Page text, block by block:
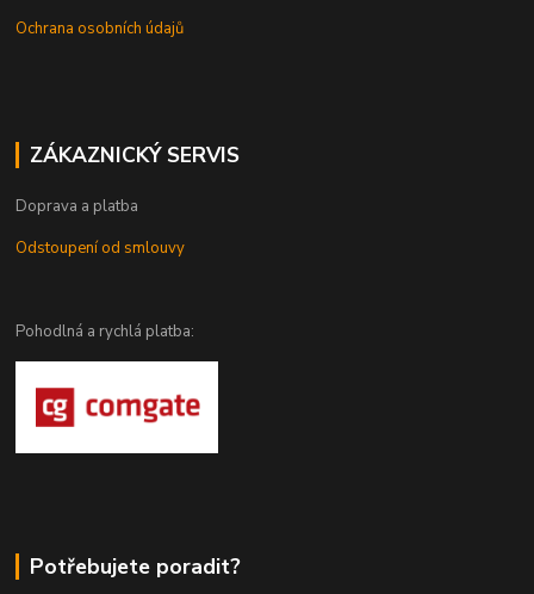
Ochrana osobních údajů
ZÁKAZNICKÝ SERVIS
Doprava a platba
Odstoupení od smlouvy
Pohodlná a rychlá platba:
Potřebujete poradit?